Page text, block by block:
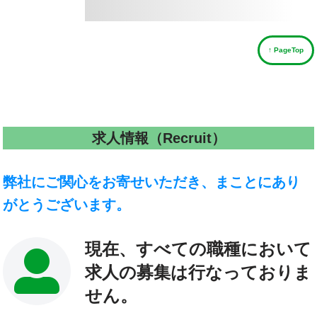
↑ PageTop
求人情報（Recruit）
弊社にご関心をお寄せいただき、まことにあり
がとうございます。
現在、すべての職種において
求人の募集は行なっておりま
せん。